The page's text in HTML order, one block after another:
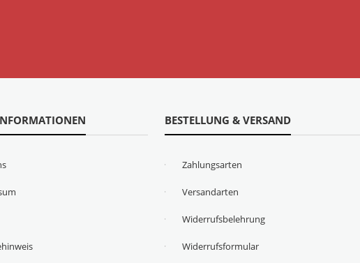
BESTELLUNG & VERSAND
Zahlungsarten
Versandarten
Widerrufsbelehrung
Widerrufsformular